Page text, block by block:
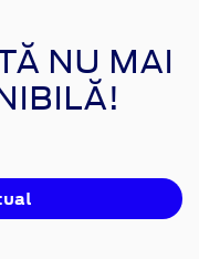
NU MAI